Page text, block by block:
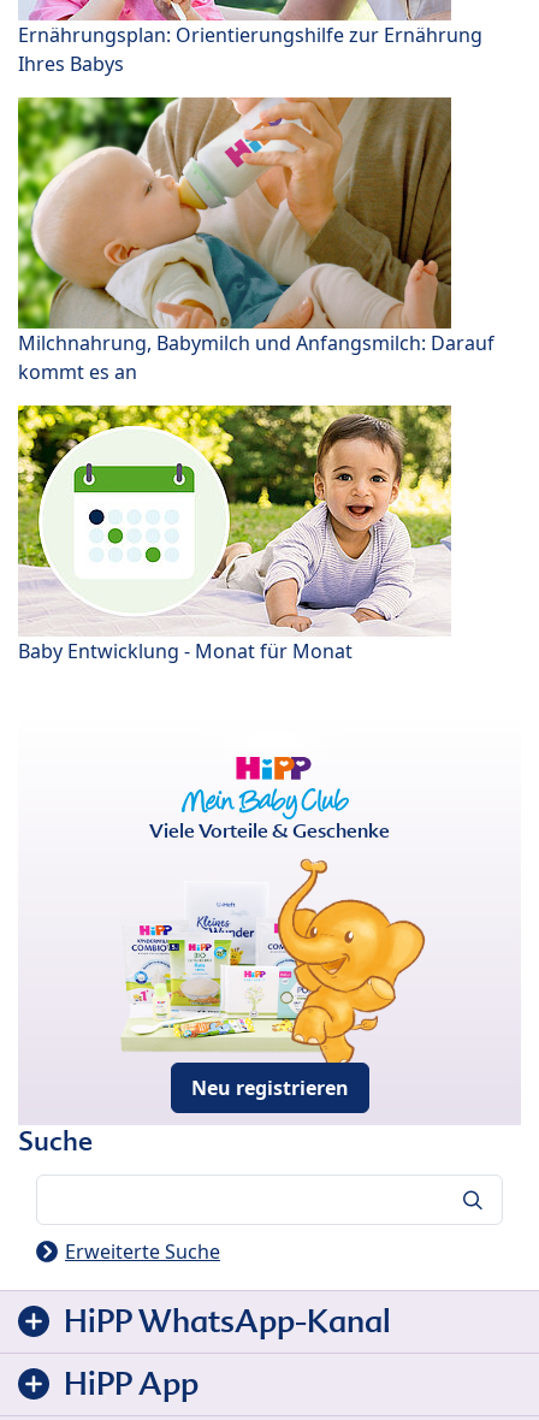
Ernährungsplan: Orientierungshilfe zur Ernährung
Ihres Babys
Milchnahrung, Babymilch und Anfangsmilch: Darauf
kommt es an
Baby Entwicklung - Monat für Monat
Viele Vorteile & Geschenke
Neu registrieren
Suche
Erweiterte Suche
HiPP WhatsApp-Kanal
HiPP App